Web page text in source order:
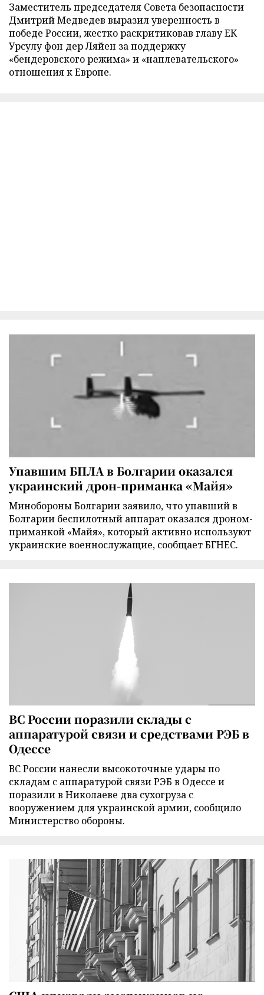
Заместитель председателя Совета безопасности
Дмитрий Медведев выразил уверенность в
победе России, жестко раскритиковав главу ЕК
Урсулу фон дер Ляйен за поддержку
«бендеровского режима» и «наплевательского»
отношения к Европе.
Упавшим БПЛА в Болгарии оказался
украинский дрон-приманка «Майя»
Минобороны Болгарии заявило, что упавший в
Болгарии беспилотный аппарат оказался дроном-
приманкой «Майя», который активно используют
украинские военнослужащие, сообщает БГНЕС.
ВС России поразили склады с
аппаратурой связи и средствами РЭБ в
Одессе
ВС России нанесли высокоточные удары по
складам с аппаратурой связи РЭБ в Одессе и
поразили в Николаеве два сухогруза с
вооружением для украинской армии, сообщило
Министерство обороны.